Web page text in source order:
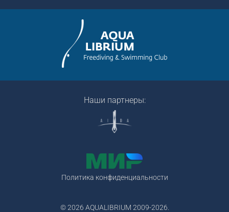
Наши партнеры:
Политика конфиденциальности
© 2026 AQUALIBRIUM 2009-2026.